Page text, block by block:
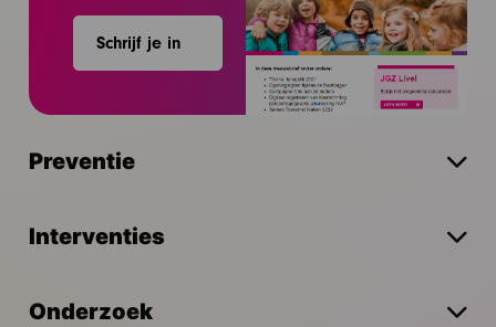
Schrijf je in
Preventie
Interventies
Onderzoek